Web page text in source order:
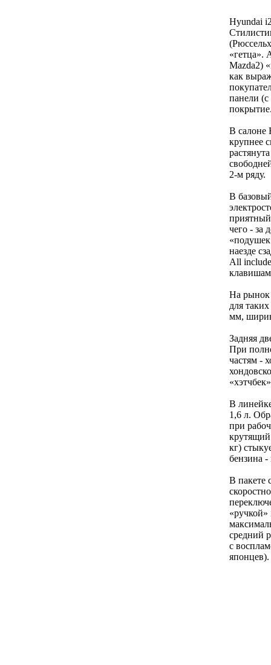
Hyundai
«гетца».
Mazda2)
как
панели
В салоне
крупнее
2-м ряду.
В
чего - за
наезде
All
На рынок
для
мм,
Задняя
При
частям -
В
1,6 л.
при
кг)
бензина
В пакете
«ручкой»
средний
с